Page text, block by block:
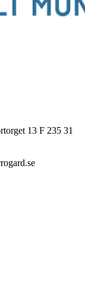
13 F 235 31